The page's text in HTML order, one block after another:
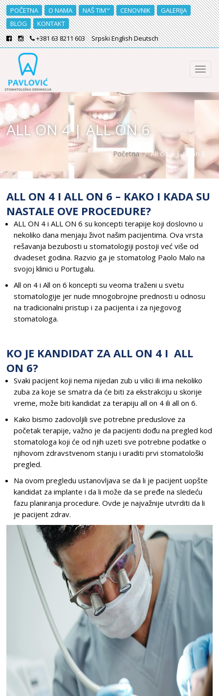
POČETNA O NAMA NAŠ TIM CENOVNIK
GALERIJA
BLOG
KONTAKT
+381 63 8211 603
SrpskiEnglishDeutsch
ALL ON 4 | ALL ON 6
Početna / All on 4 | All on 6
ALL ON 4 I ALL ON 6 – KAKO I KADA SU
NASTALE OVE PROCEDURE?
ALL ON 4 i ALL ON 6 su koncepti terapije koji doslovno u
nekoliko dana menjaju život našim pacijentima. Ova vrsta
rešavanja bezubosti u stomatologiji postoji već više od
dvadeset godina. Razvio ga je stomatolog Paolo Malo na
svojoj klinici u Portugalu.
All on 4 i All on 6 koncepti su veoma traženi u svetu
stomatologije jer nude mnogobrojne prednosti u odnosu
na tradicionalni pristup i za pacijenta i za njegovog
stomatologa.
KO JE KANDIDAT ZA ALL ON 4 I ALL
ON 6?
Svaki pacijent koji nema nijedan zub u vilici ili ima nekoliko
zuba za koje se smatra da će biti za ekstrakciju u skorije
vreme, može biti kandidat za terapiju all on 4 ili all on 6.
Kako bismo zadovoljili sve potrebne preduslove za
početak terapije, važno je da pacijenti dođu na pregled kod
stomatologa koji će od njih uzeti sve potrebne podatke o
njihovom zdravstvenom stanju i uraditi prvi stomatološki
pregled.
Na ovom pregledu ustanovljava se da li je pacijent uopšte
kandidat za implante i da li može da se pređe na sledeću
fazu planiranja procedure. Ovde je najvažnije utvrditi da li
je pacijent zdrav.